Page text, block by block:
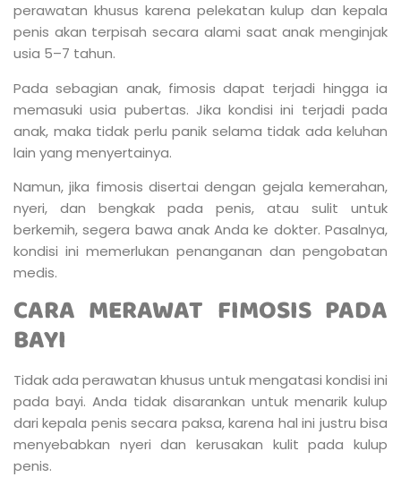
perawatan khusus karena pelekatan kulup dan kepala
penis akan terpisah secara alami saat anak menginjak
usia 5–7 tahun.
Pada sebagian anak, fimosis dapat terjadi hingga ia
memasuki usia pubertas. Jika kondisi ini terjadi pada
anak, maka tidak perlu panik selama tidak ada keluhan
lain yang menyertainya.
Namun, jika fimosis disertai dengan gejala kemerahan,
nyeri, dan bengkak pada penis, atau sulit untuk
berkemih, segera bawa anak Anda ke dokter. Pasalnya,
kondisi ini memerlukan penanganan dan pengobatan
medis.
CARA MERAWAT FIMOSIS PADA
BAYI
Tidak ada perawatan khusus untuk mengatasi kondisi ini
pada bayi. Anda tidak disarankan untuk menarik kulup
dari kepala penis secara paksa, karena hal ini justru bisa
menyebabkan nyeri dan kerusakan kulit pada kulup
penis.